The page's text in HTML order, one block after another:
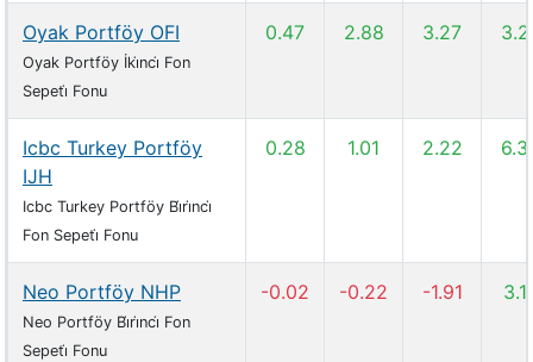
Oyak Portföy OFI
Oyak Portföy İki̇nci̇ Fon
Sepeti̇ Fonu
0.47 2.88 3.27
Icbc Turkey Portföy
IJH
Icbc Turkey Portföy Bi̇ri̇nci̇
Fon Sepeti̇ Fonu
0.28 1.01 2.22
Neo Portföy NHP
Neo Portföy Bi̇ri̇nci̇ Fon
Sepeti̇ Fonu
-0.02 -0.22 -1.91